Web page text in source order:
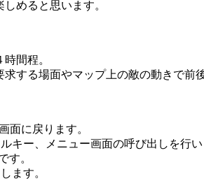
めると思います。
間程。
する場面やマップ上の敵の動きで前
ります。
ニュー画面の呼び出しを行い
。
す。